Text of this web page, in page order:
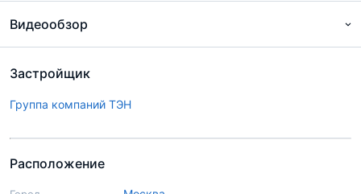
Видеообзор
Застройщик
Группа компаний ТЭН
Расположение